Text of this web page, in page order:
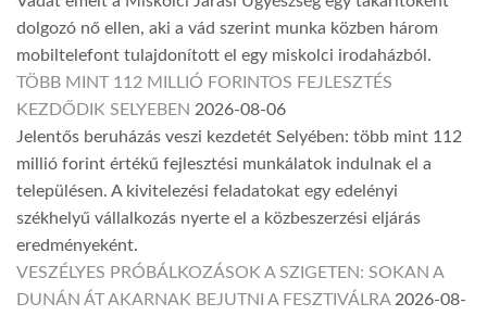
dolgozó nő ellen, aki a vád szerint munka közben három
mobiltelefont tulajdonított el egy miskolci irodaházból.
TÖBB MINT 112 MILLIÓ FORINTOS FEJLESZTÉS
KEZDŐDIK SELYEBEN 2026-08-06
Jelentős beruházás veszi kezdetét Selyében: több mint 112
millió forint értékű fejlesztési munkálatok indulnak el a
településen. A kivitelezési feladatokat egy edelényi
székhelyű vállalkozás nyerte el a közbeszerzési eljárás
eredményeként.
VESZÉLYES PRÓBÁLKOZÁSOK A SZIGETEN: SOKAN A
DUNÁN ÁT AKARNAK BEJUTNI A FESZTIVÁLRA 2026-08-